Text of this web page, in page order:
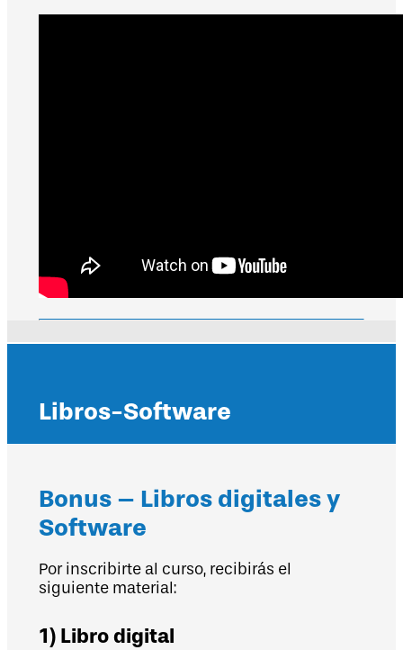
Libros-Software
Bonus – Libros digitales y
Software
Por inscribirte al curso, recibirás el
siguiente material:
1) Libro digital